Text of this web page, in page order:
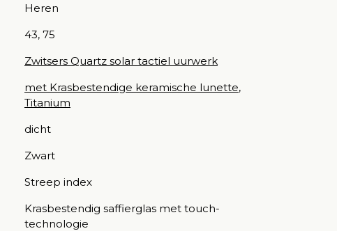
Heren
43, 75
Zwitsers Quartz solar tactiel uurwerk
met Krasbestendige keramische lunette,
Titanium
dicht
Zwart
Streep index
Krasbestendig saffierglas met touch-
technologie